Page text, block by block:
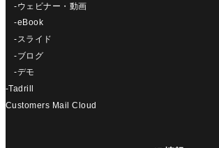
-ウェビナー・動画
-eBook
-スライド
-ブログ
-デモ
-Tadrill
Customers Mail Cloud